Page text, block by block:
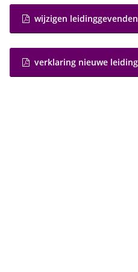
wijzigen
verklaring nieuwe